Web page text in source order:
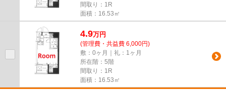
間取り：1R
面積：16.53㎡
4.9万円
(管理費・共益費 6,000円)
敷：0ヶ月｜礼：1ヶ月
所在階：5階
間取り：1R
面積：16.53㎡